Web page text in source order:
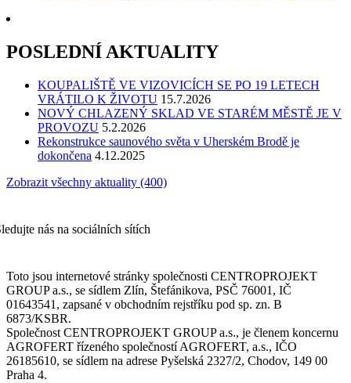
POSLEDNÍ AKTUALITY
KOUPALIŠTĚ VE VIZOVICÍCH SE PO 19 LETECH
VRÁTILO K ŽIVOTU 15.7.2026
NOVÝ CHLAZENÝ SKLAD VE STARÉM MĚSTĚ JE V
PROVOZU 5.2.2026
Rekonstrukce saunového světa v Uherském Brodě je
dokončena 4.12.2025
Zobrazit všechny aktuality (400)
nás na sociálních sítích
Toto jsou internetové stránky společnosti CENTROPROJEKT
GROUP a.s., se sídlem Zlín, Štefánikova, PSČ 76001, IČ
01643541, zapsané v obchodním rejstříku pod sp. zn. B
6873/KSBR.
Společnost CENTROPROJEKT GROUP a.s., je členem koncernu
AGROFERT řízeného společností AGROFERT, a.s., IČO
26185610, se sídlem na adrese Pyšelská 2327/2, Chodov, 149 00
Praha 4.